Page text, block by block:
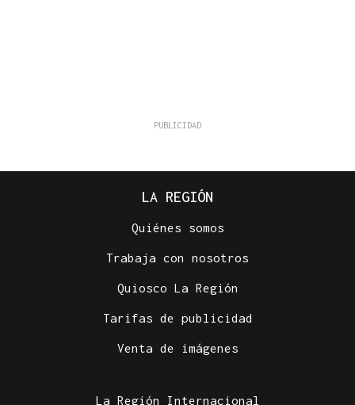
LA REGIÓN
Quiénes somos
Trabaja con nosotros
Quiosco La Región
Tarifas de publicidad
Venta de imágenes
La Región Internacional